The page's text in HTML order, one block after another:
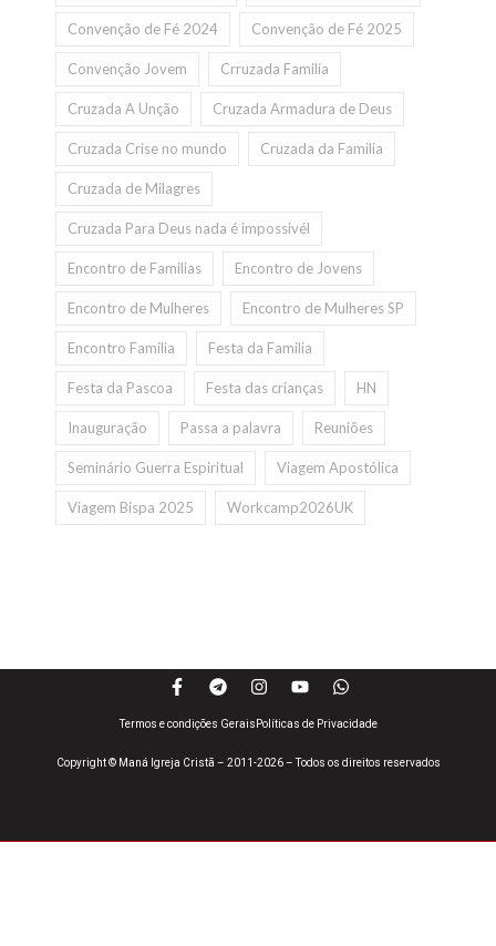
Convenção de Fé 2024 Convenção de Fé 2025
Convenção Jovem Crruzada Familia
Cruzada A Unção Cruzada Armadura de Deus
Cruzada Crise no mundo Cruzada da Familia
Cruzada de Milagres
Cruzada Para Deus nada é impossivél
Encontro de Familias Encontro de Jovens
Encontro de Mulheres Encontro de Mulheres SP
Encontro Familia Festa da Familia
Festa da Pascoa Festa das crianças HN
Inauguração Passa a palavra Reuniões
Seminário Guerra Espiritual Viagem Apostólica
Viagem Bispa 2025 Workcamp2026UK
Copyright © Maná Igreja Cristã – 2011-2026 – Todos os direitos reservados
Termos e condições Gerais Políticas de Privacidade